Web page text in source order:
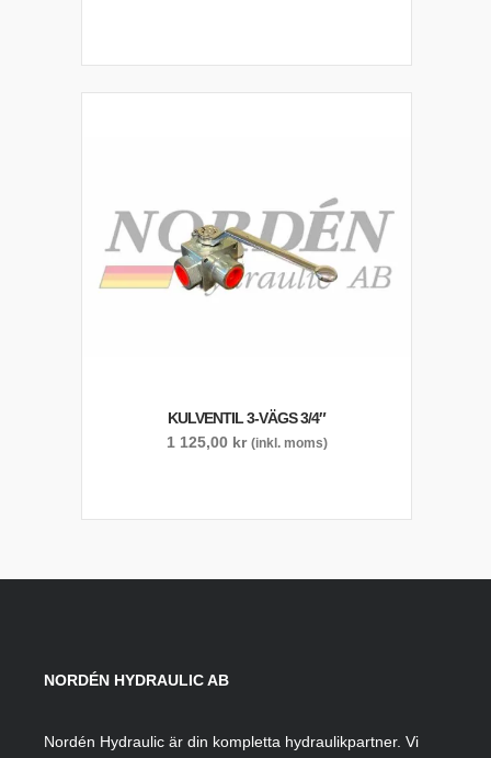
KULVENTIL 3-VÄGS 3/4″
1 125,00 kr (inkl. moms)
NORDÉN HYDRAULIC AB
Nordén Hydraulic är din kompletta hydraulikpartner. Vi